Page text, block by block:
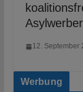
12. September
Werbung